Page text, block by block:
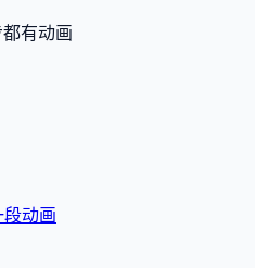
有动画
段动画